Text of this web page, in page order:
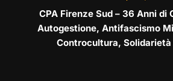
CPA Firenze Sud – 36 Anni di
Autogestione, Antifascismo
Controcultura, Solidarietà